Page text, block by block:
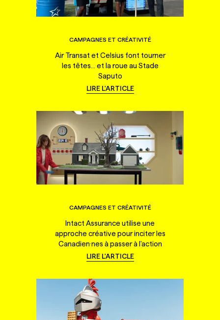
CAMPAGNES ET CRÉATIVITÉ
Air Transat et Celsius font tourner
les têtes... et la roue au Stade
Saputo
LIRE L'ARTICLE
CAMPAGNES ET CRÉATIVITÉ
Intact Assurance utilise une
approche créative pour inciter les
Canadien·nes à passer à l'action
LIRE L'ARTICLE